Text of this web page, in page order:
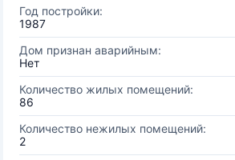
Год постройки:
1987
Дом признан аварийным:
Нет
Количество жилых помещений:
86
Количество нежилых помещений:
2